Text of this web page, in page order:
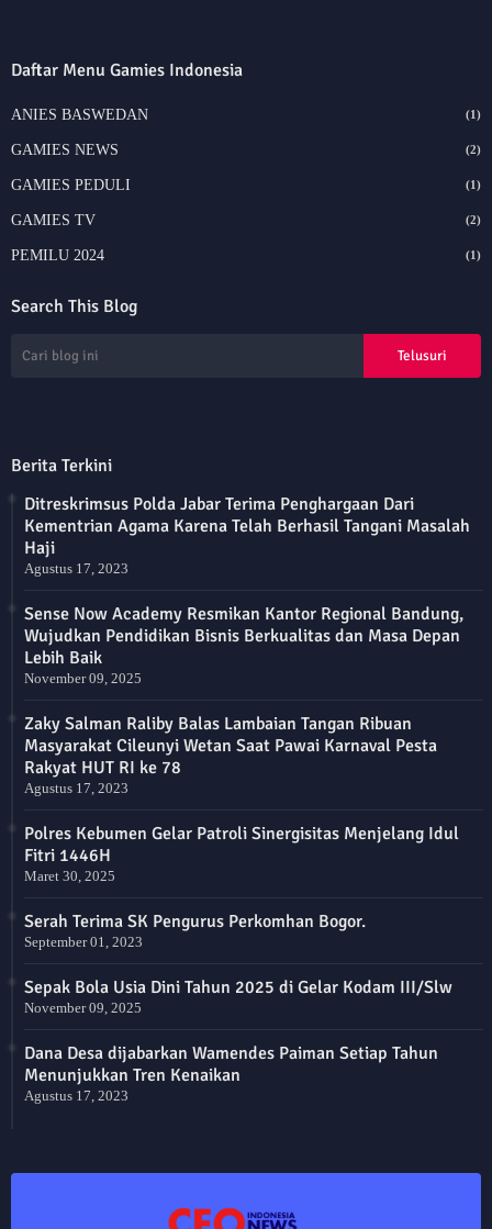
Daftar Menu Gamies Indonesia
ANIES BASWEDAN (1)
GAMIES NEWS (2)
GAMIES PEDULI (1)
GAMIES TV (2)
PEMILU 2024 (1)
Search This Blog
Berita Terkini
Ditreskrimsus Polda Jabar Terima Penghargaan Dari
Kementrian Agama Karena Telah Berhasil Tangani Masalah
Haji
Agustus 17, 2023
Sense Now Academy Resmikan Kantor Regional Bandung,
Wujudkan Pendidikan Bisnis Berkualitas dan Masa Depan
Lebih Baik
November 09, 2025
Zaky Salman Raliby Balas Lambaian Tangan Ribuan
Masyarakat Cileunyi Wetan Saat Pawai Karnaval Pesta
Rakyat HUT RI ke 78
Agustus 17, 2023
Polres Kebumen Gelar Patroli Sinergisitas Menjelang Idul
Fitri 1446H
Maret 30, 2025
Serah Terima SK Pengurus Perkomhan Bogor.
September 01, 2023
Sepak Bola Usia Dini Tahun 2025 di Gelar Kodam III/Slw
November 09, 2025
Dana Desa dijabarkan Wamendes Paiman Setiap Tahun
Menunjukkan Tren Kenaikan
Agustus 17, 2023